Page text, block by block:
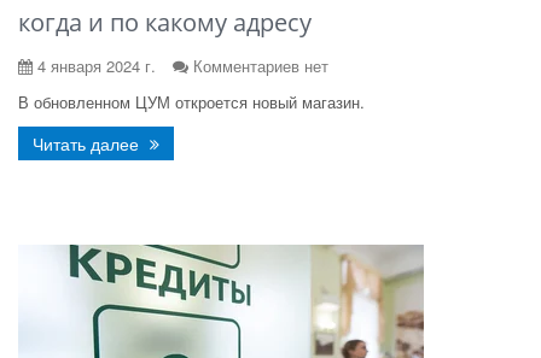
когда и по какому адресу
4 января 2024 г.
Комментариев нет
В обновленном ЦУМ откроется новый магазин.
Читать далее